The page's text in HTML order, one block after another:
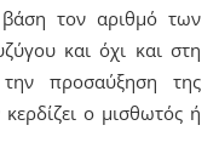
τον αριθμό των
και όχι και στη
προσαύξηση της
ο μισθωτός ή